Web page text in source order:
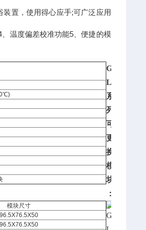
置，使用得心应手;可广泛应用
温度偏差校准功能5、便捷的模
G
L
系
列
可
更
换
模
块
：
模块尺寸
96.5X76.5X50
96.5X76.5X50